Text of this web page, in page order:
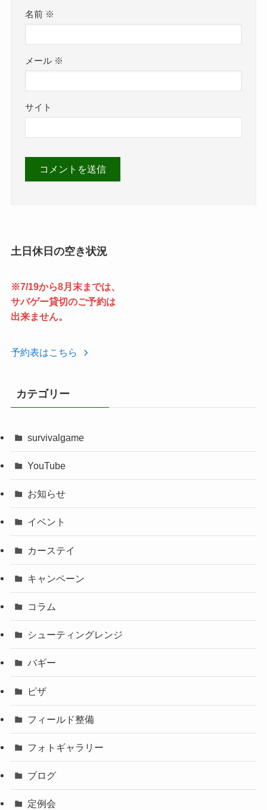
名前 ※
メール ※
サイト
土日休日の空き状況
※7/19から8月末までは、
サバゲー貸切のご予約は
出来ません。
予約表はこちら
カテゴリー
survivalgame
YouTube
お知らせ
イベント
カーステイ
キャンペーン
コラム
シューティングレンジ
バギー
ピザ
フィールド整備
フォトギャラリー
ブログ
定例会